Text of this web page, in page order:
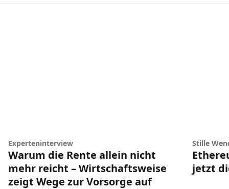
Experteninterview
Warum die Rente allein nicht
mehr reicht – Wirtschaftsweise
zeigt Wege zur Vorsorge auf
Stille
jetzt